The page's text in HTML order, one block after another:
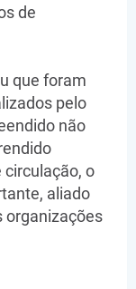
de
que foram
pelo
não
o
aliado
organizações